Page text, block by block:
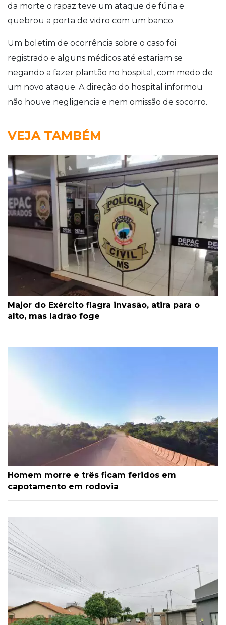
da morte o rapaz teve um ataque de fúria e
quebrou a porta de vidro com um banco.
Um boletim de ocorrência sobre o caso foi
registrado e alguns médicos até estariam se
negando a fazer plantão no hospital, com medo de
um novo ataque. A direção do hospital informou
não houve negligencia e nem omissão de socorro.
VEJA TAMBÉM
Major do Exército flagra invasão, atira para o
alto, mas ladrão foge
Homem morre e três ficam feridos em
capotamento em rodovia